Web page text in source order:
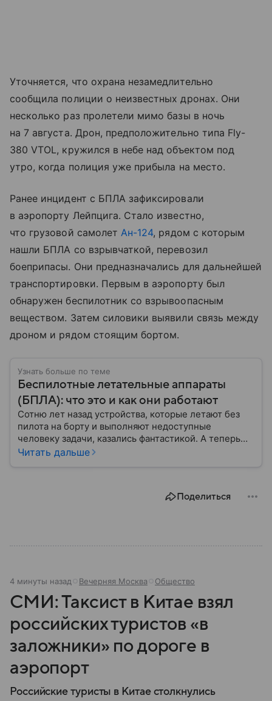
Уточняется, что охрана незамедлительно
сообщила полиции о неизвестных дронах. Они
несколько раз пролетели мимо базы в ночь
на 7 августа. Дрон, предположительно типа Fly-
380 VTOL, кружился в небе над объектом под
утро, когда полиция уже прибыла на место.
Ранее инцидент с БПЛА зафиксировали
в аэропорту Лейпцига. Стало известно,
что грузовой самолетАн-124, рядом с которым
нашли БПЛА со взрывчаткой, перевозил
боеприпасы. Они предназначались для дальнейшей
транспортировки. Первым в аэропорту был
обнаружен беспилотник со взрывоопасным
веществом. Затем силовики выявили связь между
дроном и рядом стоящим бортом.
Узнать больше по теме
Беспилотные летательные аппараты
(БПЛА): что это и как они работают
Сотню лет назад устройства, которые летают без
пилота на борту и выполняют недоступные
человеку задачи, казались фантастикой. А теперь
они стали реальностью: собрали главное о
Читать дальше
Поделиться
4 минуты назад Вечерняя Москва Общество
СМИ: Таксист в Китае взял
российских туристов «в
заложники» по дороге в
аэропорт
Российские туристы в Китае столкнулись